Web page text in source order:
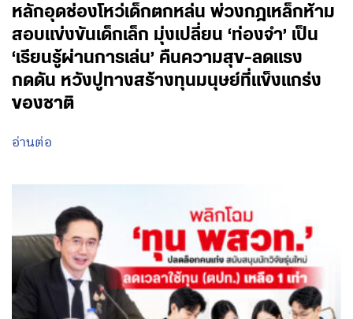
หลักอุดช่องโหว่เด็กตกหล่น พ่วงกฎเหล็กห้าม
สอบแข่งขันเด็กเล็ก มุ่งเปลี่ยน ‘ท่องจำ’ เป็น
‘เรียนรู้ผ่านการเล่น’ คืนความสุข-ลดแรง
กดดัน หวังปูทางสร้างทุนมนุษย์ที่แข็งแกร่ง
ของชาติ
อ่านต่อ